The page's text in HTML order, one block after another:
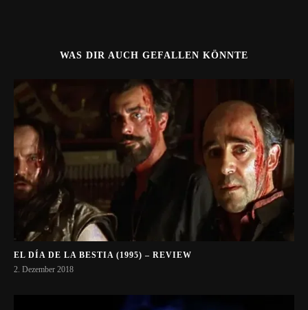
WAS DIR AUCH GEFALLEN KÖNNTE
EL DÍA DE LA BESTIA (1995) – REVIEW
2. Dezember 2018